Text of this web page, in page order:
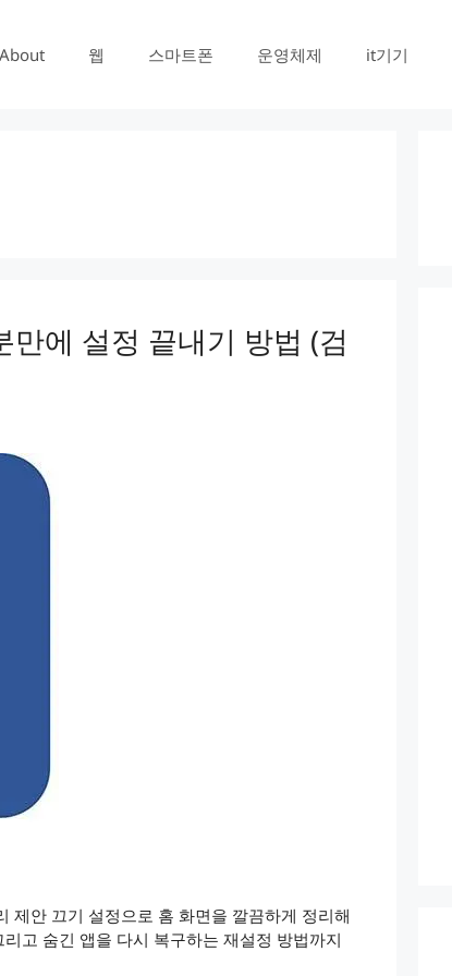
About 웹 스마트폰 운영체제 it기기
에 설정 끝내기 방법 (검
제안 끄기 설정으로 홈 화면을 깔끔하게 정리해
고 숨긴 앱을 다시 복구하는 재설정 방법까지